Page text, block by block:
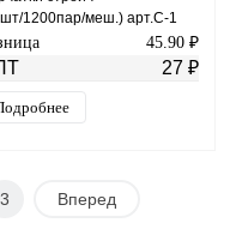
1200пар/меш.) арт.С-1
45.90 ₽
27 ₽
3 Вперед